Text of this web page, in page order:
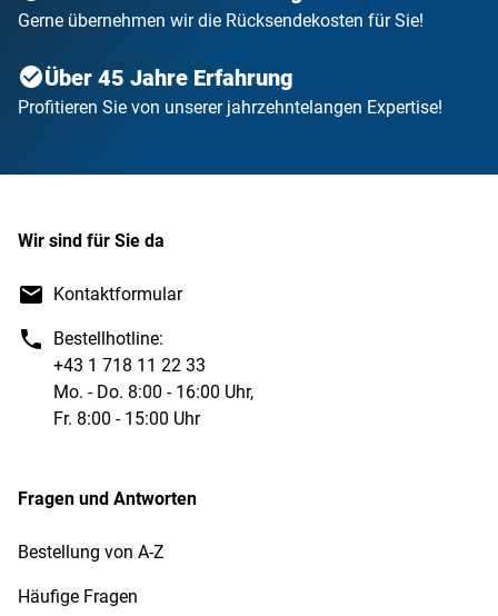
Gerne übernehmen wir die Rücksendekosten für Sie!
Über 45 Jahre Erfahrung
Profitieren Sie von unserer jahrzehntelangen Expertise!
Wir sind für Sie da
Kontaktformular
Bestellhotline:
+43 1 718 11 22 33
Mo. - Do. 8:00 - 16:00 Uhr,
Fr. 8:00 - 15:00 Uhr
Fragen und Antworten
Bestellung von A-Z
Häufige Fragen